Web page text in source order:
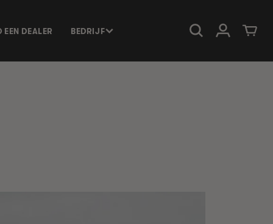
EEN DEALER BEDRIJF Inloggen